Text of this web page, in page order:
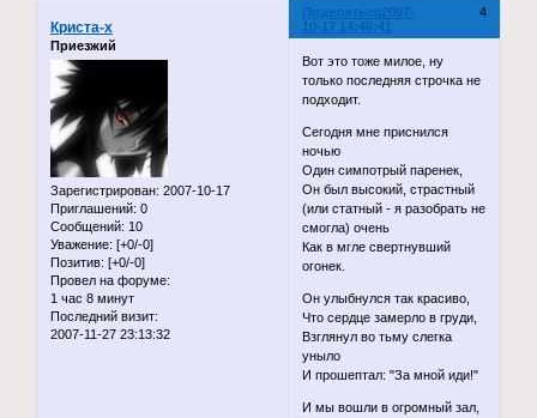
Поделиться 4
2007-
10-17 14:46:41
Криста-x
Приезжий
Зарегистрирован: 2007-10-17
Приглашений: 0
Сообщений: 10
Уважение: [+0/-0]
Позитив: [+0/-0]
Провел на форуме:
1 час 8 минут
Последний визит:
2007-11-27 23:13:32
Вот это тоже милое, ну
только последняя строчка не
подходит.
Сегодня мне приснился
ночью
Один симпотрый паренек,
Он был высокий, страстный
(или статный - я разобрать не
смогла) очень
Как в мгле свертнувший
огонек.
Он улыбнулся так красиво,
Что сердце замерло в груди,
Взглянул во тьму слегка
уныло
И прошептал: "За мной иди!"
И мы вошли в огромный зал,